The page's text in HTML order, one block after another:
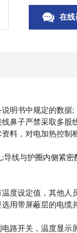
在线
明书中规定的数据;
鼻子严禁采取多股
，对电加热控制
线与护圈内侧紧密
度设定值，其他人
带屏蔽层的电缆
开关，温度显示